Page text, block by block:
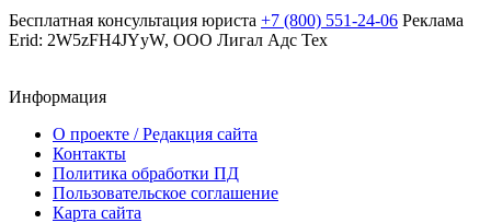
Бесплатная консультация юриста +7 (800) 551-24-06 Реклама
Erid: 2W5zFH4JYyW, ООО Лигал Адс Тех
Информация
О проекте / Редакция сайта
Контакты
Политика обработки ПД
Пользовательское соглашение
Карта сайта